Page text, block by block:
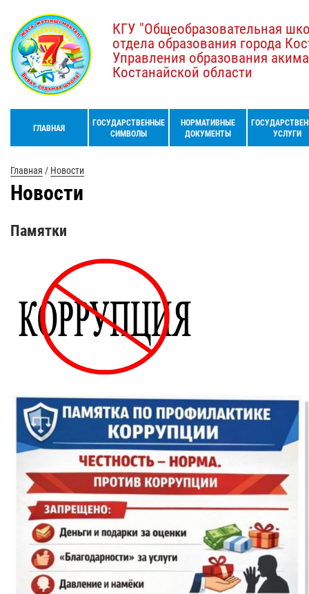
КГУ "Общеобразовательная
отдела образования города
Управления образования
Костанайской области
ГЛАВНАЯ
ГОСУДАРСТВЕННЫЕ
СИМВОЛЫ
НОРМАТИВНЫЕ
ДОКУМЕНТЫ
УСЛУГИ
Главная / Новости
Новости
Памятки